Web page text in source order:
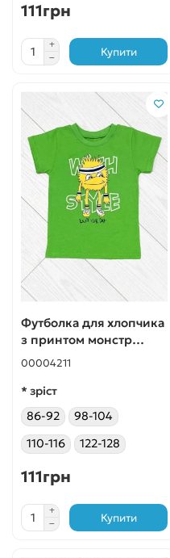
111грн
Купити
Футболка для хлопчика
з принтом монстр
салатова
00004211
* зріст
86-92
98-104
110-116
122-128
111грн
Купити